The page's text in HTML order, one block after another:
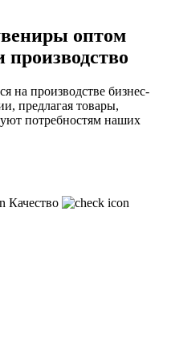
оптом
производство
на производстве бизнес-
предлагая товары,
потребностям наших
Качество